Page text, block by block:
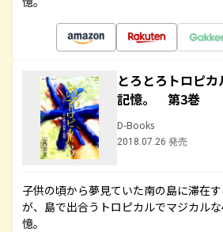
とろとろトロピ
記憶。 第3巻
D-Books
2018.07.26 発売
子供の頃から夢見ていた南の島に滞在
が、島で出合うトロピカルでマジカル
憶。